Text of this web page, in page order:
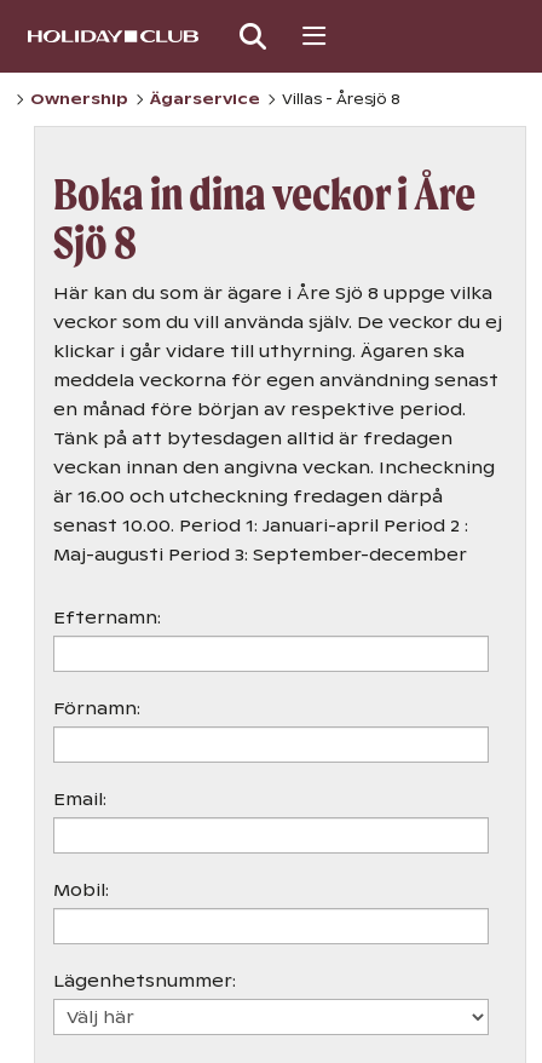
Ownership Ägarservice Villas - Åresjö 8
Boka in dina veckor i Åre
Sjö 8
Här kan du som är ägare i Åre Sjö 8 uppge vilka
veckor som du vill använda själv. De veckor du ej
klickar i går vidare till uthyrning. Ägaren ska
meddela veckorna för egen användning senast
en månad före början av respektive period.
Tänk på att bytesdagen alltid är fredagen
veckan innan den angivna veckan. Incheckning
är 16.00 och utcheckning fredagen därpå
senast 10.00. Period 1: Januari-april Period 2 :
Maj-augusti Period 3: September-december
Efternamn:
Förnamn:
Email:
Mobil:
Lägenhetsnummer: